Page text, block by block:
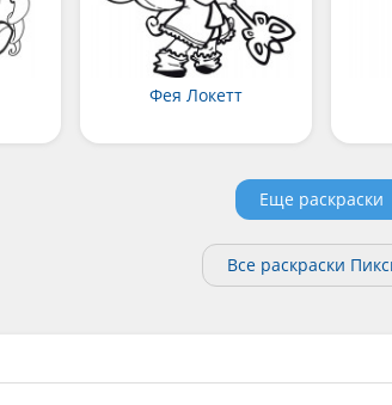
Фея Локетт
Еще раскраски
Все раскраски